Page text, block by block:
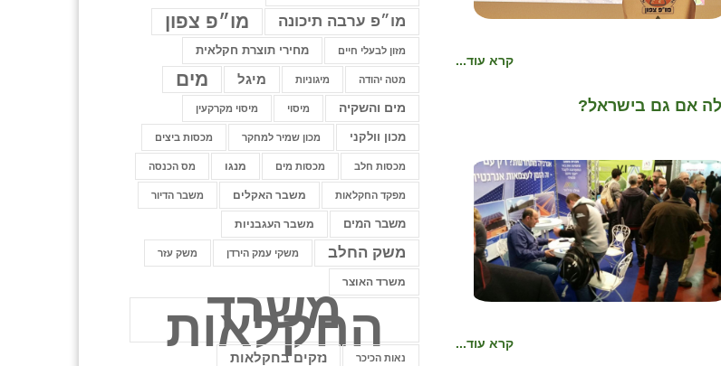
קרא עוד...
אם גם בישראל?
קרא עוד...
מו״פ ערבה תיכונה מו״פ צפון
מזון לבעלי חיים מחירי תוצרת חקלאית
מטה יהודה מיגוניות מיגל מים
מים והשקיה מיסוי מיסוי מקרקעין
מכון וולקני מכון שמיר למחקר מכסות ביצים
מכסות חלב מכסות מים מנגו מס הכנסה
מפקד החקלאות משבר האקלים משבר הדיור
משבר המים משבר העגבניות
משק החלב משקי עמק הירדן משק עזר
משרד האוצרמשרד
החקלאות
נאות הכיכר נזקים בחקלאות